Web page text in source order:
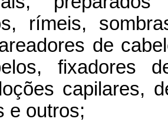
rímeis,
de
fixadores
capilares,
e outros;